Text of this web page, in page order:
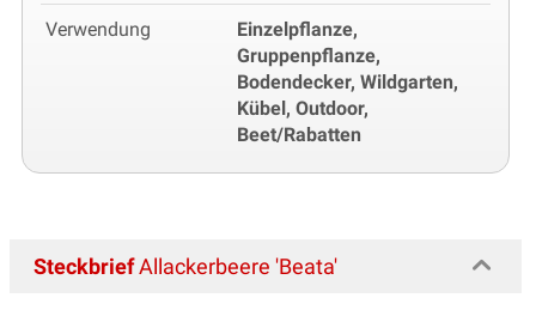
Verwendung
Einzelpflanze,
Gruppenpflanze,
Bodendecker, Wildgarten,
Kübel, Outdoor,
Beet/Rabatten
SteckbriefAllackerbeere 'Beata'